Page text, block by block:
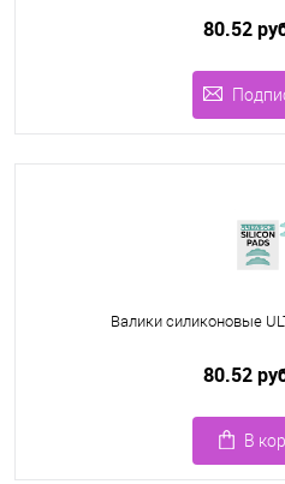
80.52
Валики силиконовые
80.52
В